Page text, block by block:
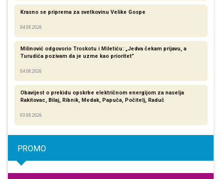
Krasno se priprema za svetkovinu Velike Gospe
04.08.2026
Milinović odgovorio Troskotu i Miletiću: „Jedva čekam prijavu, a
Turudića pozivam da je uzme kao prioritet”
04.08.2026
Obavijest o prekidu opskrbe električnom energijom za naselja
Rakitovac, Bilaj, Ribnik, Medak, Papuča, Počitelj, Raduč
03.08.2026
PROMO